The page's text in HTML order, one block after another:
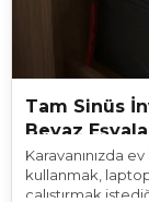
Tam Sinüs
Beyaz
Karavanınızda
kullanmak,
çalıştırmak